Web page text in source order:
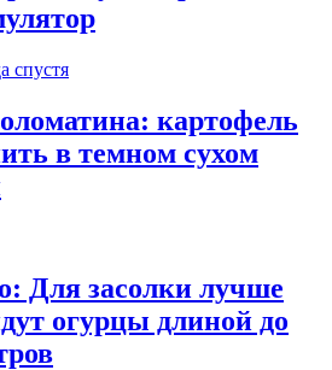
спустя
картофель
в темном сухом
Для засолки лучше
огурцы длиной до